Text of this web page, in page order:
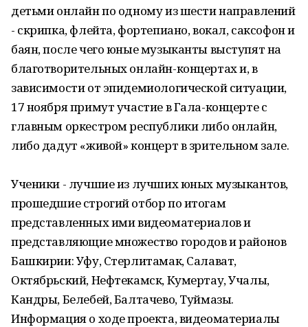
детьми онлайн по одному из шести направлений
- скрипка, флейта, фортепиано, вокал, саксофон и
баян, после чего юные музыканты выступят на
благотворительных онлайн-концертах и, в
зависимости от эпидемиологической ситуации,
17 ноября примут участие в Гала-концерте с
главным оркестром республики либо онлайн,
либо дадут «живой» концерт в зрительном зале.
Ученики - лучшие из лучших юных музыкантов,
прошедшие строгий отбор по итогам
представленных ими видеоматериалов и
представляющие множество городов и районов
Башкирии: Уфу, Стерлитамак, Салават,
Октябрьский, Нефтекамск, Кумертау, Учалы,
Кандры, Белебей, Балтачево, Туймазы.
Информация о ходе проекта, видеоматериалы